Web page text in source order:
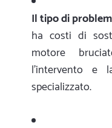
Il tipo di
ha costi di
motore
l'intervento e
specializzato.